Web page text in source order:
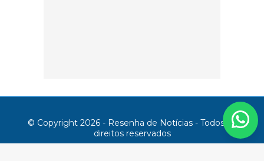
© Copyright 2026 - Resenha de Notícias - Todos os
direitos reservados